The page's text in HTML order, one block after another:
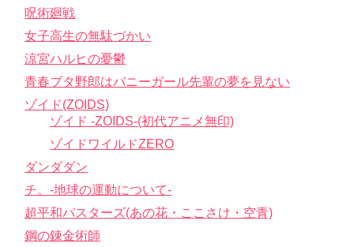
呪術廻戦
女子高生の無駄づかい
涼宮ハルヒの憂鬱
青春ブタ野郎はバニーガール先輩の夢を見ない
ゾイド(ZOIDS)
ゾイド -ZOIDS-(初代アニメ無印)
ゾイドワイルドZERO
ダンダダン
チ。-地球の運動について-
超平和バスターズ(あの花・ここさけ・空青)
鋼の錬金術師